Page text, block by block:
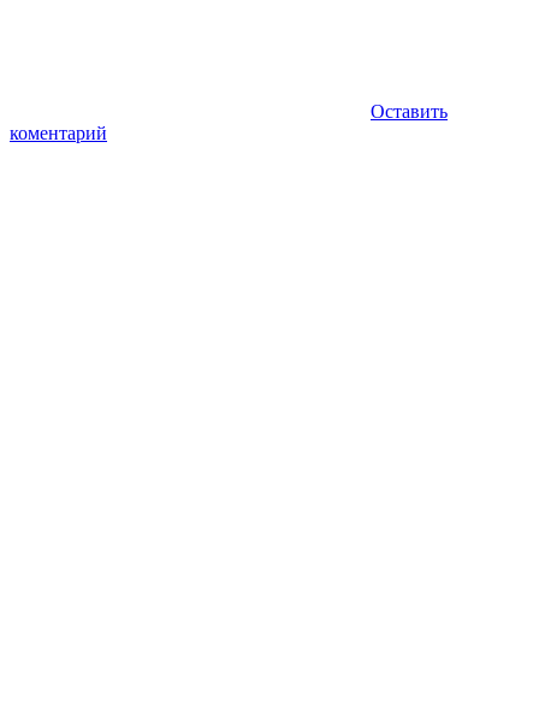
Оставить
коментарий